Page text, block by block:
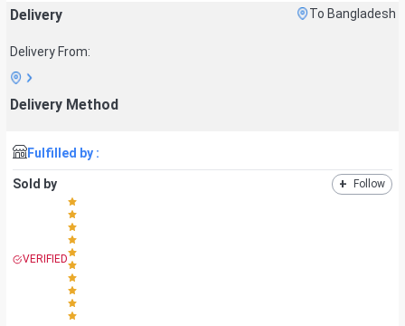
Delivery To Bangladesh
Delivery From:
Delivery Method
Fulfilled by :
Sold by + Follow
VERIFIED